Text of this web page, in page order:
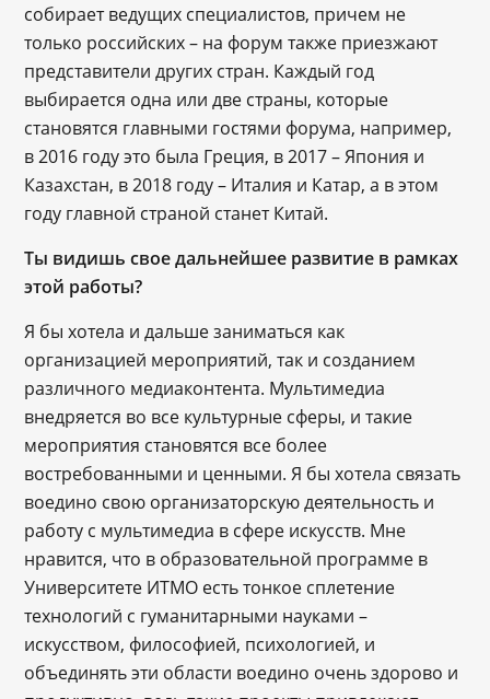
собирает ведущих специалистов, причем не
только российских – на форум также приезжают
представители других стран. Каждый год
выбирается одна или две страны, которые
становятся главными гостями форума, например,
в 2016 году это была Греция, в 2017 – Япония и
Казахстан, в 2018 году – Италия и Катар, а в этом
году главной страной станет Китай.
Ты видишь свое дальнейшее развитие в рамках
этой работы?
Я бы хотела и дальше заниматься как
организацией мероприятий, так и созданием
различного медиаконтента. Мультимедиа
внедряется во все культурные сферы, и такие
мероприятия становятся все более
востребованными и ценными. Я бы хотела связать
воедино свою организаторскую деятельность и
работу с мультимедиа в сфере искусств. Мне
нравится, что в образовательной программе в
Университете ИТМО есть тонкое сплетение
технологий с гуманитарными науками –
искусством, философией, психологией, и
объединять эти области воедино очень здорово и